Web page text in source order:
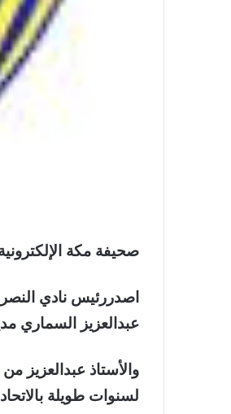
صحيفة مكة
اصدررئيس نادي
عبدالعزيز السماري
والأستاذ عبدالعزيز
لسنوات طويلة